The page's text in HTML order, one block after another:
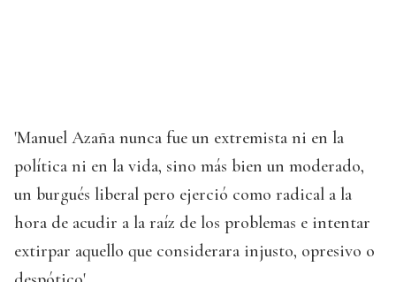
'Manuel Azaña nunca fue un extremista ni en la
política ni en la vida, sino más bien un moderado,
un burgués liberal pero ejerció como radical a la
hora de acudir a la raíz de los problemas e intentar
extirpar aquello que considerara injusto, opresivo o